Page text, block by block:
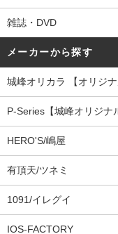
雑誌・DVD
メーカーから探す
城峰オリカラ 【オリジナ
P-Series【城峰オリジナ
HERO'S/嶋屋
有頂天/ツネミ
1091/イレグイ
IOS-FACTORY